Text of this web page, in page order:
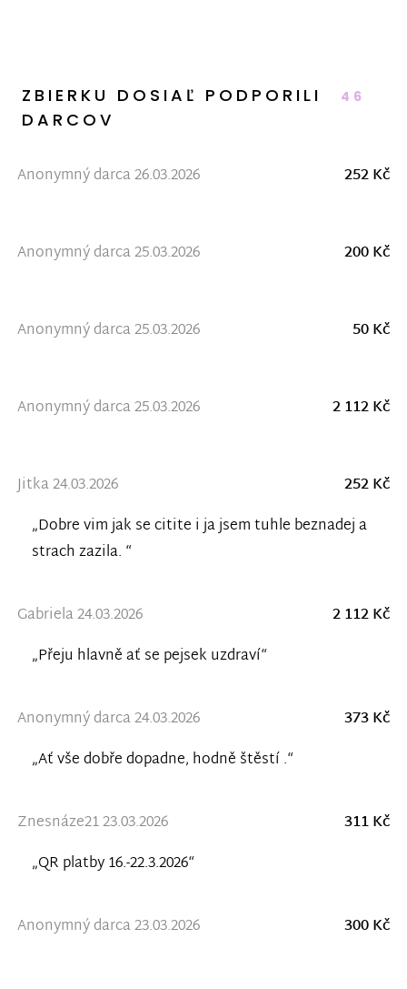
ZBIERKU DOSIAĽ PODPORILI 46
DARCOV
Anonymný darca 26.03.2026 252 Kč
Anonymný darca 25.03.2026 200 Kč
Anonymný darca 25.03.2026 50 Kč
Anonymný darca 25.03.2026 2 112 Kč
Jitka 24.03.2026
252 Kč
„Dobre vim jak se citite i ja jsem tuhle beznadej a
strach zazila. “
Gabriela 24.03.2026
2 112 Kč
„Přeju hlavně ať se pejsek uzdraví“
Anonymný darca 24.03.2026
373 Kč
„Ať vše dobře dopadne, hodně štěstí .“
Znesnáze21 23.03.2026
311 Kč
„QR platby 16.-22.3.2026“
Anonymný darca 23.03.2026 300 Kč